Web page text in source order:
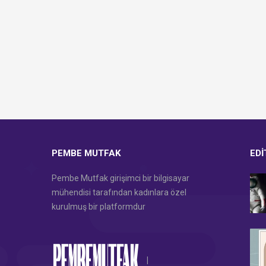
PEMBE MUTFAK
Pembe Mutfak girişimci bir bilgisayar
mühendisi tarafından kadınlara özel
kurulmuş bir platformdur
|